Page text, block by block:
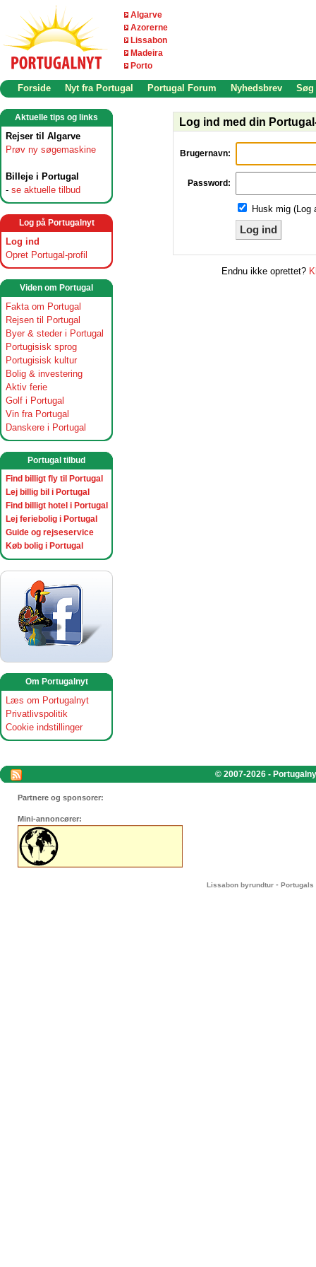
Algarve
Azorerne
Lissabon
Madeira
Porto
Forside Nyt fra Portugal Portugal Forum Nyhedsbrev Søg
Aktuelle tips og links
Rejser til Algarve
Prøv ny søgemaskine
Billeje i Portugal
- se aktuelle tilbud
Log på Portugalnyt
Log ind
Opret Portugal-profil
Viden om Portugal
Fakta om Portugal
Rejsen til Portugal
Byer & steder i Portugal
Portugisisk sprog
Portugisisk kultur
Bolig & investering
Aktiv ferie
Golf i Portugal
Vin fra Portugal
Danskere i Portugal
Portugal tilbud
Find billigt fly til Portugal
Lej billig bil i Portugal
Find billigt hotel i Portugal
Lej feriebolig i Portugal
Guide og rejseservice
Køb bolig i Portugal
Om Portugalnyt
Læs om Portugalnyt
Privatlivspolitik
Cookie indstillinger
Log ind med din
Brugernavn:
Password:
Husk mig (Log
Log ind
Endnu ikke oprettet?
© 2007-2026 -
Partnere og sponsorer:
Mini-annoncører:
Lissabon byrundtur - Portugals